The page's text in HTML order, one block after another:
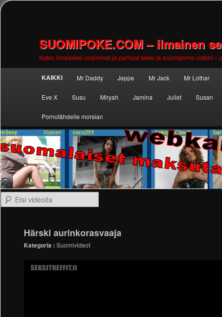
SUOMIPOKE.COM – ilmainen
Katso ilmaiseksi uusimmat ja parhaat seksi ja suomiporno videot –
Skip to
primary
content
Skip to
secondary
content
KAIKKI Mr Daddy Jeppe Mr Jack Mr Lothar
Eve X Susu Miryah Jamina Juliet Susan
Pornotähdelle morsian
Etsi videoita
Härski aurinkorasvaaja
Kategoria :Suomivideot